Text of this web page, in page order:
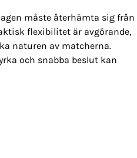
måste återhämta sig från
flexibilitet är avgörande,
naturen av matcherna.
och snabba beslut kan